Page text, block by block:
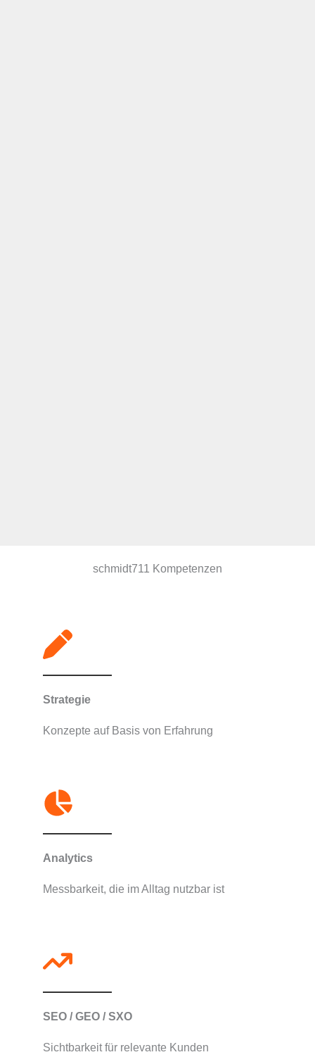
schmidt711 Kompetenzen
Strategie​
Konzepte auf Basis von Erfahrung
Analytics​
Messbarkeit, die im Alltag nutzbar ist
SEO / GEO / SXO​​
Sichtbarkeit für relevante Kunden